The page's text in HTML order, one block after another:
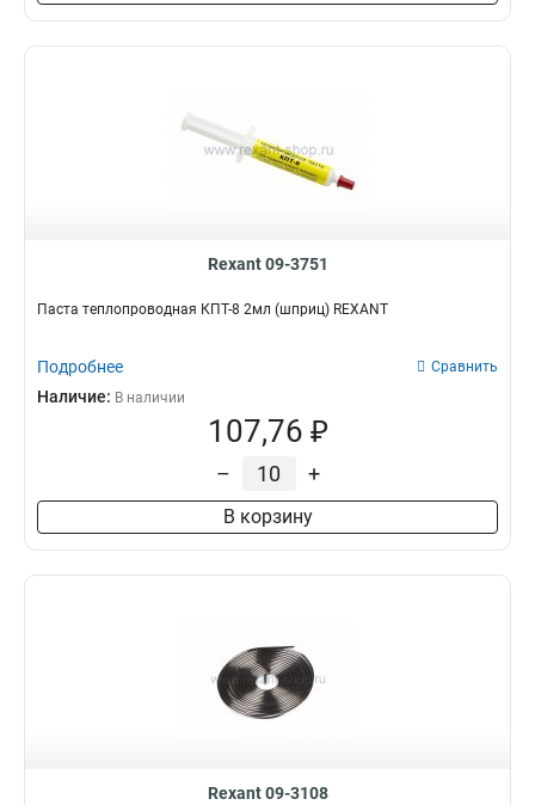
Rexant 09-3751
Паста теплопроводная КПТ-8 2мл (шприц) REXANT
Подробнее Сравнить
Наличие: В наличии
107,76 ₽
– +
В корзину
Rexant 09-3108